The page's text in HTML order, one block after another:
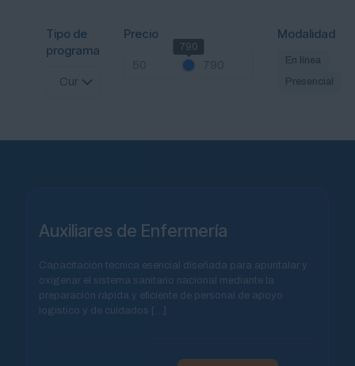
Tipo de
programa
Precio
50
790
Modalidad
En línea
Presencial
Auxiliares de Enfermería
Capacitación técnica esencial diseñada para apuntalar y
oxigenar el sistema sanitario nacional mediante la
preparación rápida y eficiente de personal de apoyo
logístico y de cuidados […]